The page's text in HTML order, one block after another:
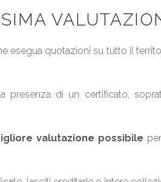
esegua quotazioni su tutto il
di un certificato,
valutazione possibile